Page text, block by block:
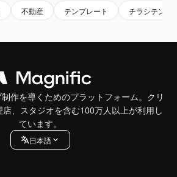
不動産 テンプレート チラシテンプ
作を導くためのプラットフォーム。クリ
、スタジオを含む100万人以上が利用し
ています。
日本語